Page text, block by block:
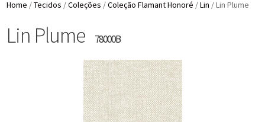
Home /Tecidos /Coleções /Coleção Flamant Honoré /Lin /Lin Plume
Lin Plume 78000B